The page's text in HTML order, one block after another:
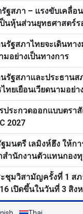
ฐสภา – แรงขับเคลื่อ
นหุ้นส่วนยุทธศาสตร์
รัฐสภาไทยจะเดินทาง
มอย่างเป็นทางการ
รัฐสภาและประธานส
ทยเยือนเวียดนามอย่า
รประกวดออกแบบตร
2027
มนตรี เลมิงห์ฮึง ให้ก
ำนักงานตัวแทนกองทุ
ประเทศ
ะชุมวิสามัญครั้งที่ 1 ส
เปิดขึ้นในวันที่ 3 สิง